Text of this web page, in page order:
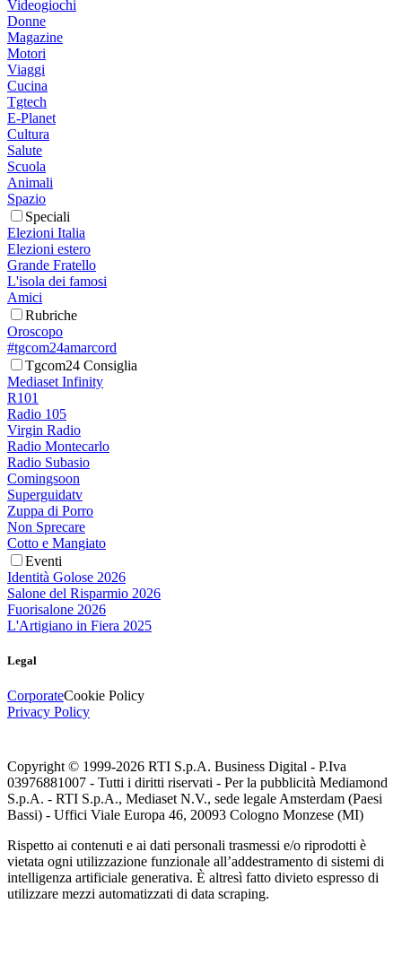
Videogiochi
Donne
Magazine
Motori
Viaggi
Cucina
Tgtech
E-Planet
Cultura
Salute
Scuola
Animali
Spazio
Speciali
Elezioni Italia
Elezioni estero
Grande Fratello
L'isola dei famosi
Amici
Rubriche
Oroscopo
#tgcom24amarcord
Tgcom24 Consiglia
Mediaset Infinity
R101
Radio 105
Virgin Radio
Radio Montecarlo
Radio Subasio
Comingsoon
Superguidatv
Zuppa di Porro
Non Sprecare
Cotto e Mangiato
Eventi
Identità Golose 2026
Salone del Risparmio 2026
Fuorisalone 2026
L'Artigiano in Fiera 2025
Legal
CorporateCookie Policy
Privacy Policy
Copyright © 1999-2026 RTI S.p.A. Business Digital - P.Iva
03976881007 - Tutti i diritti riservati - Per la pubblicità Mediamond
S.p.A. - RTI S.p.A., Mediaset N.V., sede legale Amsterdam (Paesi
Bassi) - Uffici Viale Europa 46, 20093 Cologno Monzese (MI)
Rispetto ai contenuti e ai dati personali trasmessi e/o riprodotti è
vietata ogni utilizzazione funzionale all’addestramento di sistemi di
intelligenza artificiale generativa. È altresì fatto divieto espresso di
utilizzare mezzi automatizzati di data scraping.